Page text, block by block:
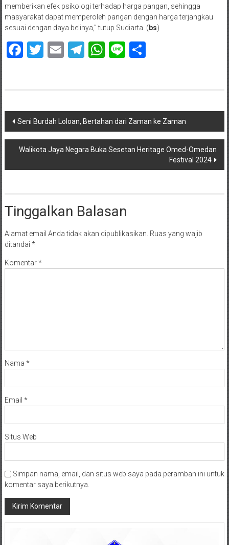
memberikan efek psikologi terhadap harga pangan, sehingga
masyarakat dapat memperoleh pangan dengan harga terjangkau
sesuai dengan daya belinya,” tutup Sudiarta. ( bs)
Facebook
Twitter
EmailTelegram
WhatsApp
LineShare
Navigasi
pos
Seni Burdah Loloan, Bertahan dari Zaman ke Zaman
Walikota Jaya Negara Buka Sesetan Heritage Omed-Omedan
Festival 2024
Tinggalkan Balasan
Alamat email Anda tidak akan dipublikasikan. Ruas yang wajib
ditandai *
Komentar*
Nama *
Email *
Situs Web
Simpan nama, email, dan situs web saya pada peramban ini untuk
komentar saya berikutnya.